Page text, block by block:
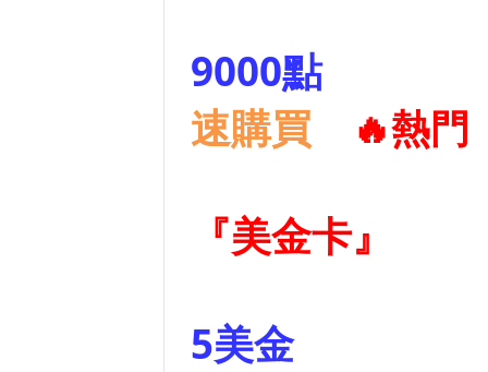
9000點
速購買
🔥熱門
『美金卡』
5美金